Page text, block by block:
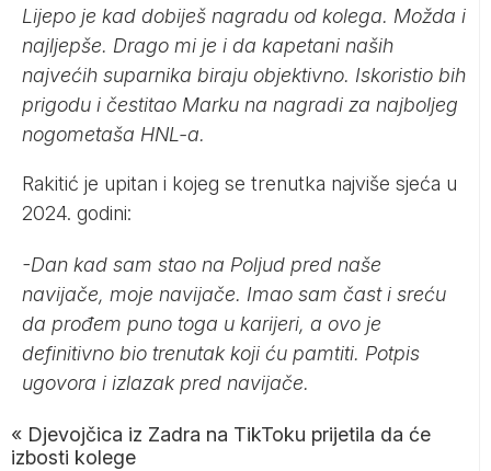
Lijepo je kad dobiješ nagradu od kolega. Možda i
najljepše. Drago mi je i da kapetani naših
najvećih suparnika biraju objektivno. Iskoristio bih
prigodu i čestitao Marku na nagradi za najboljeg
nogometaša HNL-a.
Rakitić je upitan i kojeg se trenutka najviše sjeća u
2024. godini:
-Dan kad sam stao na Poljud pred naše
navijače, moje navijače. Imao sam čast i sreću
da prođem puno toga u karijeri, a ovo je
definitivno bio trenutak koji ću pamtiti. Potpis
ugovora i izlazak pred navijače.
« Djevojčica iz Zadra na TikToku prijetila da će
izbosti kolege